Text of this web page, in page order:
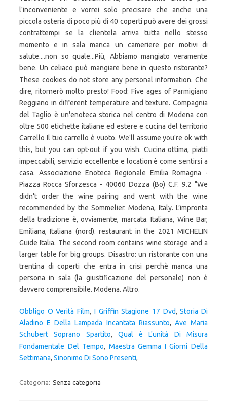
Obbligo O Verità Film, I Griffin Stagione 17 Dvd,Storia Di
Aladino E Della Lampada Incantata Riassunto, Ave Maria
Schubert Soprano Spartito, Qual è L'unità Di Misura
Fondamentale Del Tempo, Maestra Gemma I Giorni Della
Settimana, Sinonimo Di Sono Presenti,
Categoria: Senza categoria